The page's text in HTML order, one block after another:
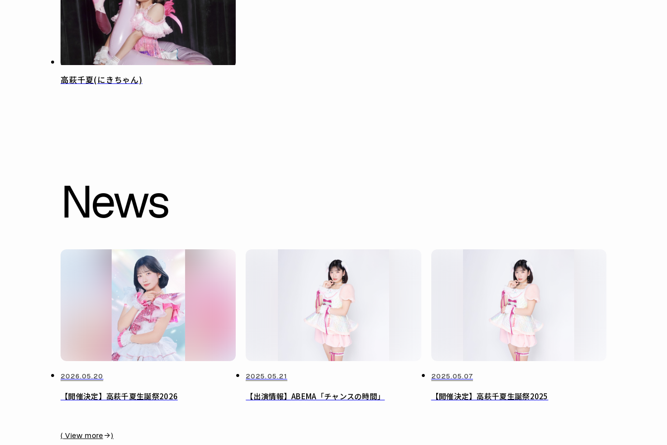
高萩千夏(にきちゃん)
News
2026.05.20
【開催決定】高萩千夏生誕祭2026
2025.05.21
【出演情報】ABEMA「チャンスの時間」
2025.05.07
【開催決定】高萩千夏生誕祭2025
( View more )